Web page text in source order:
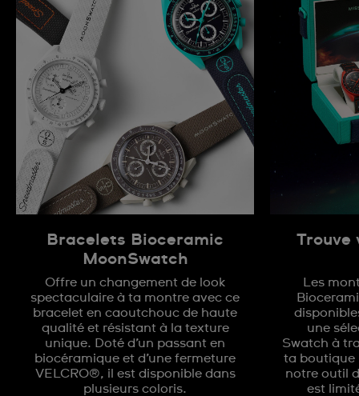
Bracelets Bioceramic
MoonSwatch
Offre un changement de look
spectaculaire à ta montre avec ce
bracelet en caoutchouc de haute
qualité et résistant à la texture
unique. Doté d’un passant en
biocéramique et d’une fermeture
VELCRO®, il est disponible dans
plusieurs coloris.
Trouve
Les
une
Swatch à
ta boutique
notre outil
est